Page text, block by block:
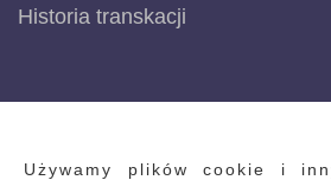
Używamy plików cookie i
Historia transkacji
INFORMACJE